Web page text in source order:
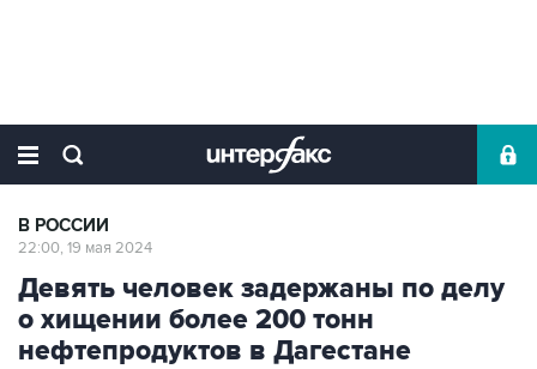
В РОССИИ
22:00, 19 мая 2024
Девять человек задержаны по делу
о хищении более 200 тонн
нефтепродуктов в Дагестане